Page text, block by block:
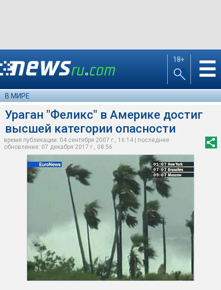
18+ ☰
В МИРЕ
Ураган "Феликс" в Америке достиг
высшей категории опасности
время публикации: 04 сентября 2007 г., 16:14 | последнее
обновление: 07 декабря 2017 г., 08:56